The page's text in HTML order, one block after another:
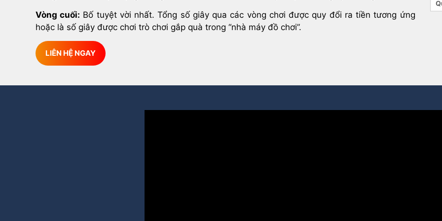
Vòng cuối: Bố tuyệt vời nhất. Tổng số giây qua các vòng chơi được quy đổi ra tiền tương ứng
hoặc là số giây được chơi trò chơi gắp quà trong “nhà máy đồ chơi”.
LIÊN HỆ NGAY